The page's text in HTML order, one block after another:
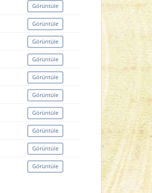
Görüntüle
Görüntüle
Görüntüle
Görüntüle
Görüntüle
Görüntüle
Görüntüle
Görüntüle
Görüntüle
Görüntüle